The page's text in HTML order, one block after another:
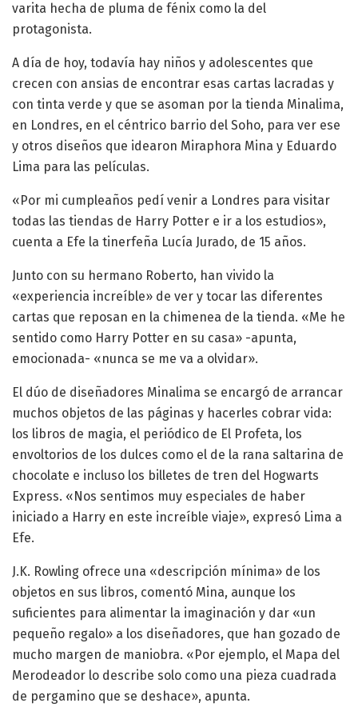
varita hecha de pluma de fénix como la del
protagonista.
A día de hoy, todavía hay niños y adolescentes que
crecen con ansias de encontrar esas cartas lacradas y
con tinta verde y que se asoman por la tienda Minalima,
en Londres, en el céntrico barrio del Soho, para ver ese
y otros diseños que idearon Miraphora Mina y Eduardo
Lima para las películas.
«Por mi cumpleaños pedí venir a Londres para visitar
todas las tiendas de Harry Potter e ir a los estudios»,
cuenta a Efe la tinerfeña Lucía Jurado, de 15 años.
Junto con su hermano Roberto, han vivido la
«experiencia increíble» de ver y tocar las diferentes
cartas que reposan en la chimenea de la tienda. «Me he
sentido como Harry Potter en su casa» -apunta,
emocionada- «nunca se me va a olvidar».
El dúo de diseñadores Minalima se encargó de arrancar
muchos objetos de las páginas y hacerles cobrar vida:
los libros de magia, el periódico de El Profeta, los
envoltorios de los dulces como el de la rana saltarina de
chocolate e incluso los billetes de tren del Hogwarts
Express. «Nos sentimos muy especiales de haber
iniciado a Harry en este increíble viaje», expresó Lima a
Efe.
J.K. Rowling ofrece una «descripción mínima» de los
objetos en sus libros, comentó Mina, aunque los
suficientes para alimentar la imaginación y dar «un
pequeño regalo» a los diseñadores, que han gozado de
mucho margen de maniobra. «Por ejemplo, el Mapa del
Merodeador lo describe solo como una pieza cuadrada
de pergamino que se deshace», apunta.